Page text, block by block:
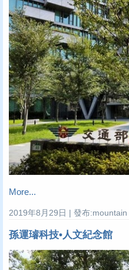
More...
2019年8月29日 | 發布
孫運璿科技•人文紀念館